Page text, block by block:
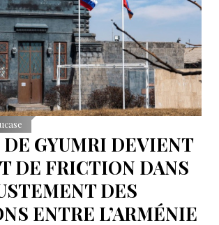
GYUMRI DEVIENT
DE FRICTION DANS
DES
ENTRE L’ARMÉNIE